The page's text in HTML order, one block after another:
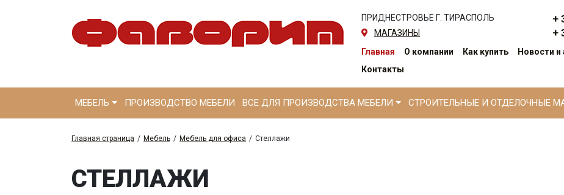
ПРИДНЕСТРОВЬЕ Г. ТИРАСПОЛЬ
МАГАЗИНЫ
+
+
Главная О компании Как купить
Новости и
Контакты
МЕБЕЛЬ ПРОИЗВОДСТВО МЕБЕЛИ ВСЕ ДЛЯ ПРОИЗВОДСТВА МЕБЕЛИ СТРОИТЕЛЬНЫЕ И ОТДЕЛОЧНЫЕ
Главная страница / Мебель / Мебель для офиса / Стеллажи
СТЕЛЛАЖИ